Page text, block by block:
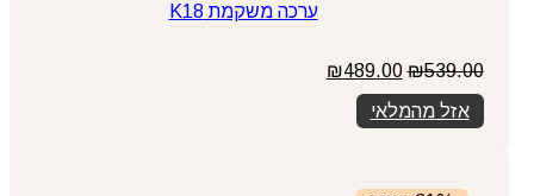
ערכה משקמת K18
₪539.00
המחיר
המקורי
היה:
₪539.00.
₪489.00
אזל מהמלאי